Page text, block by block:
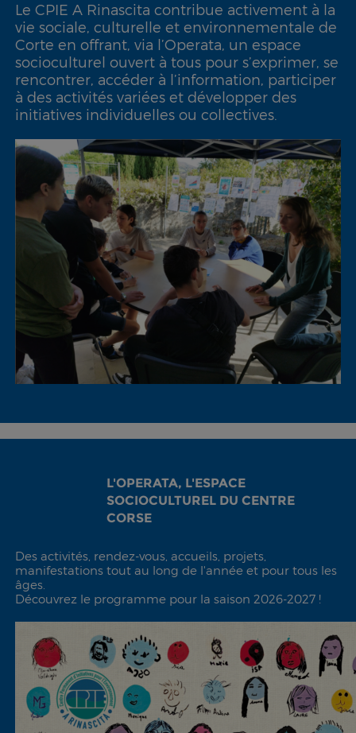
Le CPIE A Rinascita contribue activement à la
vie sociale, culturelle et environnementale de
Corte en offrant, via l’Operata, un espace
socioculturel ouvert à tous pour s’exprimer, se
rencontrer, accéder à l’information, participer
à des activités variées et développer des
initiatives individuelles ou collectives.
L'OPERATA, L'ESPACE
SOCIOCULTUREL DU CENTRE
CORSE
Des activités, rendez-vous, accueils, projets,
manifestations tout au long de l'année et pour tous les
âges.
Découvrez le programme pour la saison 2026-2027 !